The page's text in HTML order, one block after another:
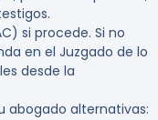
si procede. Si no
en el Juzgado de lo
desde la
abogado alternativas: